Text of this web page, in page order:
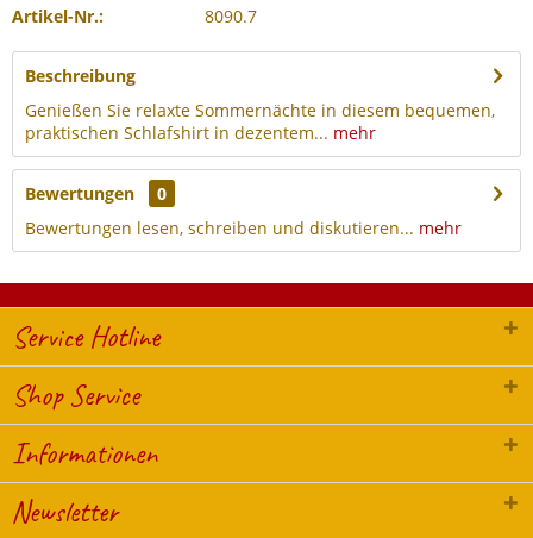
Artikel-Nr.: 8090.7
Beschreibung
Genießen Sie relaxte Sommernächte in diesem bequemen,
praktischen Schlafshirt in dezentem... mehr
Bewertungen
0
Bewertungen lesen, schreiben und diskutieren... mehr
Service Hotline
Shop Service
Informationen
Newsletter